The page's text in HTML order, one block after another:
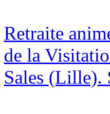
Retraite
de la
Sales (Lille).